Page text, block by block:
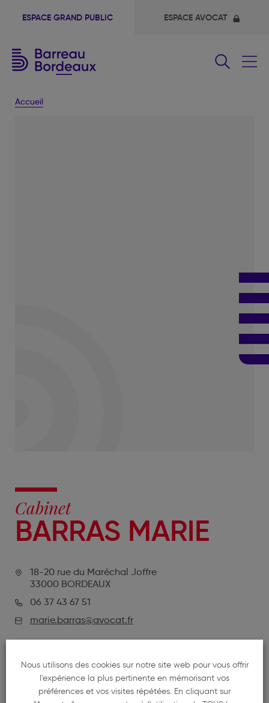
ESPACE GRAND PUBLIC ESPACE AVOCAT
Accueil
Cabinet
BARRAS MARIE
18-20 rue du Maréchal Joffre
33000 BORDEAUX
06 37 43 67 51
marie.barras@avocat.fr
Nous utilisons des cookies sur notre site web pour vous offrir
l'expérience la plus pertinente en mémorisant vos
préférences et vos visites répétées. En cliquant sur